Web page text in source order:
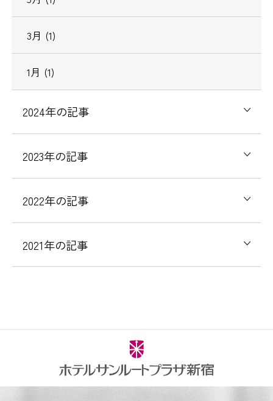
3月 (1)
1月 (1)
2024年の記事
2023年の記事
2022年の記事
2021年の記事